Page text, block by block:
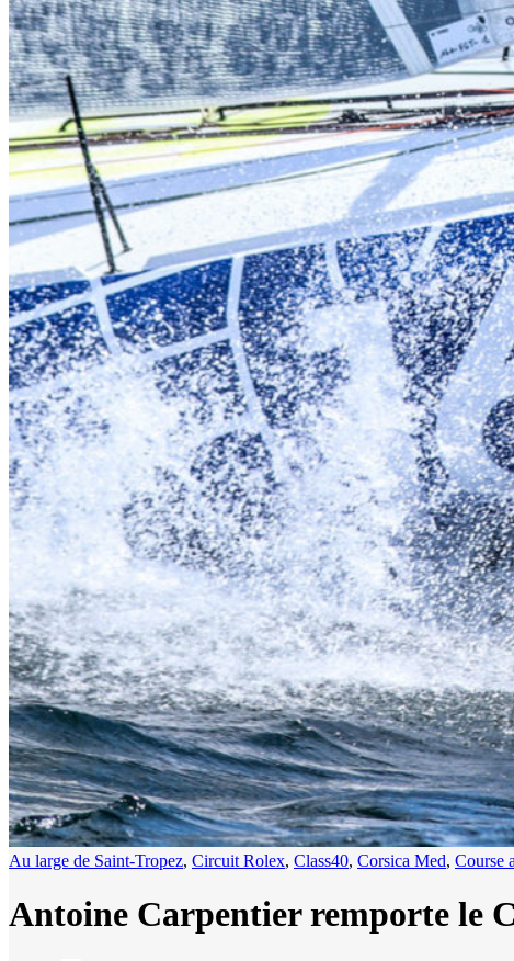
Au large de Saint-Tropez, Circuit Rolex, Class40, Corsica Med, Course
Antoine Carpentier remporte le